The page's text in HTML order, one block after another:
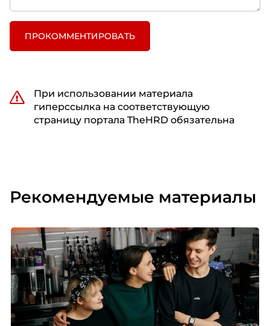
ПРОКОММЕНТИРОВАТЬ
При использовании материала
гиперссылка на соответствующую
страницу портала TheHRD обязательна
Рекомендуемые материалы